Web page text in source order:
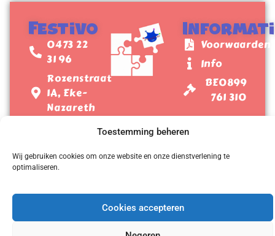
Toestemming beheren
Wij gebruiken cookies om onze website en onze dienstverlening te
optimaliseren.
Cookies accepteren
Festivo
0473 22
31 96
Rozenstraat
1A, Eke-
Nazareth
Voorwaarden
Info
BE0899
761 310
Festivo © Alle rechten voorbehouden